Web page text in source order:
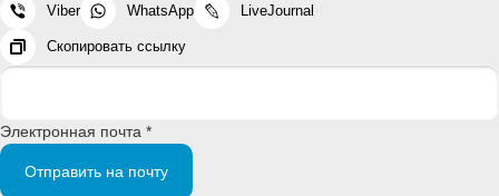
Viber WhatsApp LiveJournal
Скопировать ссылку
Электронная почта *
Отправить на почту